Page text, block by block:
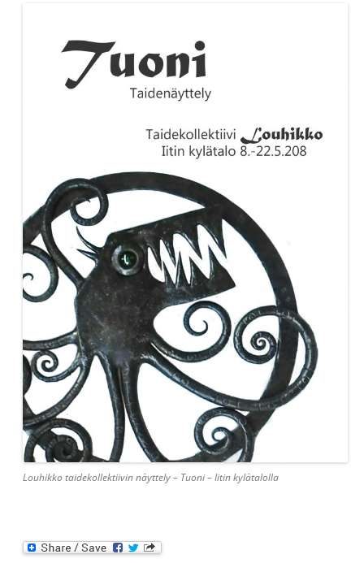
Louhikko taidekollektiivin näyttely – Tuoni – Iitin kylätalolla